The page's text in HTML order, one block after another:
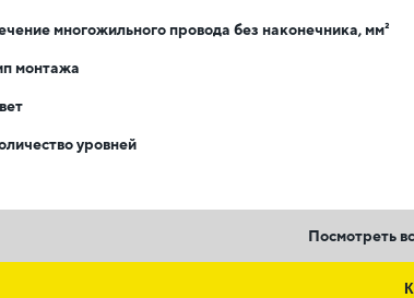
многожильного провода без наконечника, мм²
монтажа
уровней
Посмотреть